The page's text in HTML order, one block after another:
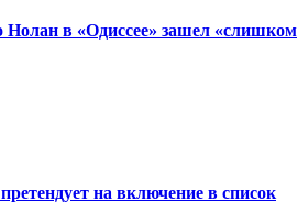
Нолан в «Одиссее» зашел «слишком
на включение в список